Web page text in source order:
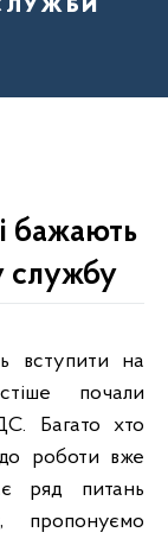
бажають
службу
почали
Багато хто
роботи вже
ряд питань
пропонуємо